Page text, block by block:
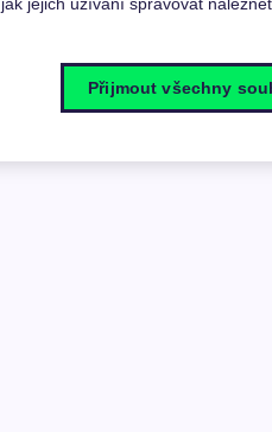
Přijmout všechny